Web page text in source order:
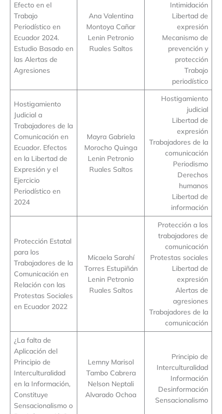
Efecto en el
Trabajo
Periodístico en
Ecuador 2024.
Estudio Basado en
las Alertas de
Agresiones
Ana Valentina
Montoya Cañar
Lenin Petronio
Ruales Saltos
Intimidación
Libertad de
expresión
Mecanismo de
prevención y
protección
Trabajo
periodístico
Hostigamiento
Judicial a
Trabajadores de la
Comunicación en
Ecuador. Efectos
en la Libertad de
Expresión y el
Ejercicio
Periodístico en
2024
Mayra Gabriela
Morocho Quinga
Lenin Petronio
Ruales Saltos
Hostigamiento
judicial
Libertad de
expresión
Trabajadores de la
comunicación
Periodismo
Derechos
humanos
Libertad de
información
Protección Estatal
para los
Trabajadores de la
Comunicación en
Relación con las
Protestas Sociales
en Ecuador 2022
Micaela Sarahí
Torres Estupiñán
Lenin Petronio
Ruales Saltos
Protección a los
trabajadores de
comunicación
Protestas sociales
Libertad de
expresión
Alertas de
agresiones
Trabajadores de la
comunicación
¿La falta de
Aplicación del
Principio de
Interculturalidad
en la Información,
Constituye
Sensacionalismo o
Lemny Marisol
Tambo Cabrera
Nelson Neptali
Alvarado Ochoa
Principio de
Interculturalidad
Información
Desinformación
Sensacionalismo